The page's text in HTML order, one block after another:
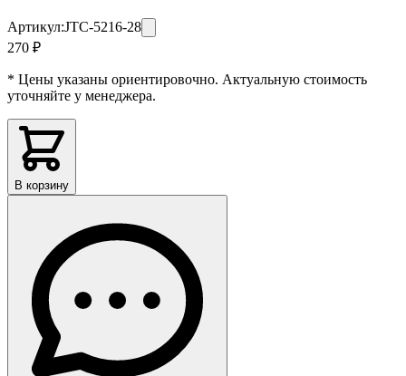
Артикул:JTC-5216-28
270 ₽
* Цены указаны ориентировочно. Актуальную стоимость
уточняйте у менеджера.
В корзину